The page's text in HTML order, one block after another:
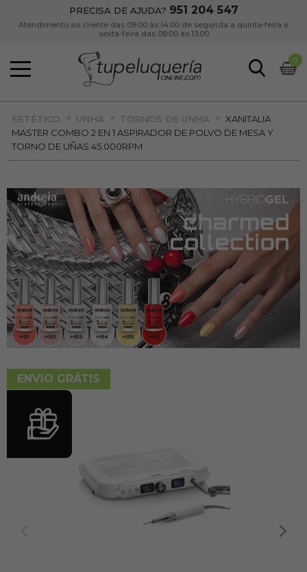
PRECISA DE AJUDA? 951 204 547
Atendimento ao cliente das 09:00 às 14:00 de segunda a quinta-feira e
sexta-feira das 08:00 às 13:00
0
ESTÉTICO » UNHA » TORNOS DE UNHA » XANITALIA
MASTER COMBO 2 EN 1 ASPIRADOR DE POLVO DE MESA Y
TORNO DE UÑAS 45.000RPM
ENVIO GRÁTIS